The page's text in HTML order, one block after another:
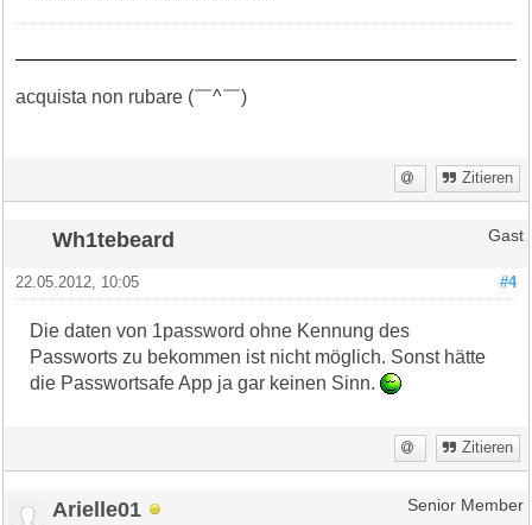
acquista non rubare (￣^￣)ゞ
Zitieren
Wh1tebeard Gast
#4
22.05.2012, 10:05
Die daten von 1password ohne Kennung des
Passworts zu bekommen ist nicht möglich. Sonst hätte
die Passwortsafe App ja gar keinen Sinn.
Zitieren
Arielle01 Senior Member